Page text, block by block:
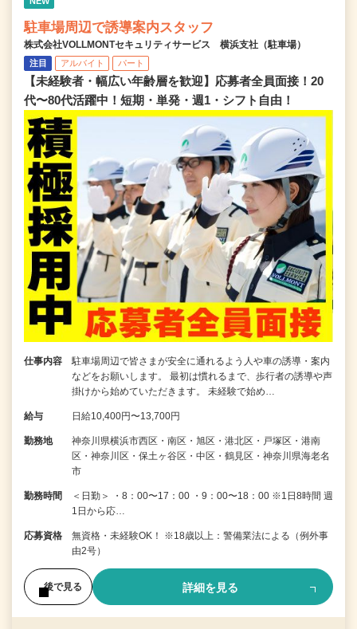
駐車場周辺で誘導案内スタッフ
株式会社VOLLMONTセキュリティサービス 横浜支社（駐車場）
注目 アルバイト パート
【未経験者・幅広い年齢層を歓迎】応募者全員面接！20
代〜80代活躍中！短期・単発・週1・シフト自由！
仕事内容
駐車場周辺で皆さまが安全に通れるよう人や車の誘導・案内
などをお願いします。 最初は慣れるまで、歩行者の誘導や声
掛けから始めていただきます。 未経験で始め…
給与 日給10,400円〜13,700円
勤務地
神奈川県横浜市西区・南区・旭区・港北区・戸塚区・港南
区・神奈川区・保土ヶ谷区・中区・鶴見区・神奈川県海老名
市
勤務時間
＜日勤＞ ・8：00〜17：00 ・9：00〜18：00 ※1日8時間 週
1日から応…
応募資格
無資格・未経験OK！ ※18歳以上：警備業法による（例外事
由2号）
後で見る 詳細を見る